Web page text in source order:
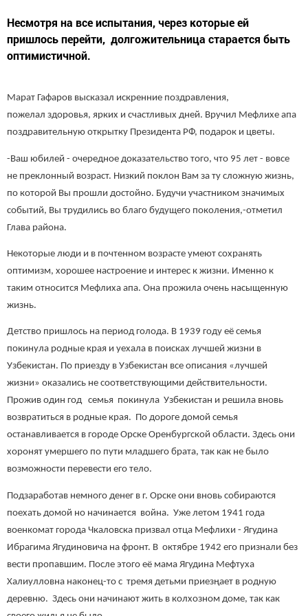
Несмотря на все испытания, через которые ей
пришлось перейти, долгожительница старается быть
оптимистичной.
Марат Гафаров высказал искренние поздравления,
пожелал здоровья, ярких и счастливых дней. Вручил Мефлихе апа
поздравительную открытку Президента РФ, подарок и цветы.
-Ваш юбилей - очередное доказательство того, что 95 лет - вовсе
не преклонный возраст. Низкий поклон Вам за ту сложную жизнь,
по которой Вы прошли достойно. Будучи участником значимых
событий, Вы трудились во благо будущего поколения,-отметил
Глава района.
Некоторые люди и в почтенном возрасте умеют сохранять
оптимизм, хорошее настроение и интерес к жизни. Именно к
таким относится Мефлиха апа. Она прожила очень насыщенную
жизнь.
Детство пришлось на период голода. В 1939 году её семья
покинула родные края и уехала в поисках лучшей жизни в
Узбекистан. По приезду в Узбекистан все описания «лучшей
жизни» оказались не соответствующими действительности.
Прожив один год семья покинула Узбекистан и решила вновь
возвратиться в родные края. По дороге домой семья
останавливается в городе Орске Оренбургской области. Здесь они
хоронят умершего по пути младшего брата, так как не было
возможности перевести его тело.
Подзаработав немного денег в г. Орске они вновь собираются
поехать домой но начинается война. Уже летом 1941 года
военкомат города Чкаловска призвал отца Мефлихи - Ягудина
Ибрагима Ягудиновича на фронт. В октябре 1942 его признали без
вести пропавшим. После этого её мама Ягудина Мефтуха
Халиулловна наконец-то с тремя детьми приезңает в родную
деревню. Здесь они начинают жить в колхозном доме, так как